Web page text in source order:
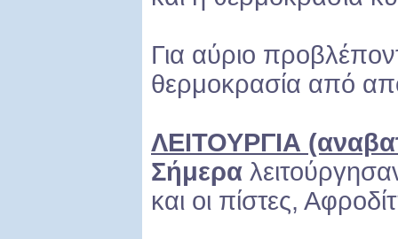
Για αύριο
θερμοκρασία από
ΛΕΙΤΟΥΡΓΙΑ
Σήμερα
και οι πίστες,